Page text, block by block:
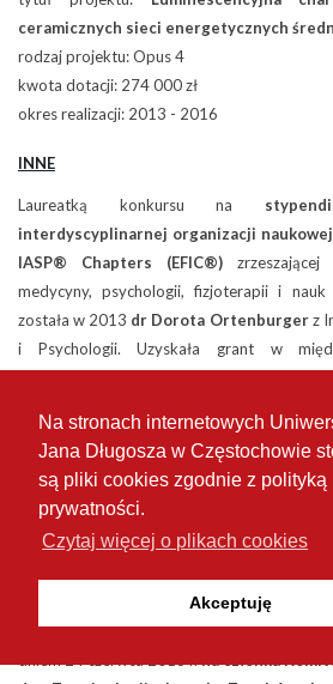
Na stronach internetowych
Jana Długosza w Częstochowie
są pliki cookies zgodnie z polityką
prywatności.
Czytaj więcej o plikach cookies
Akceptuję
ceramicznych sieci energetycznych
rodzaj projektu: Opus 4
kwota dotacji: 274 000 zł
okres realizacji: 2013 - 2016
INNE
Laureatką konkursu na
interdyscyplinarnej organizacji
IASP® Chapters (EFIC®)zrzeszającej
medycyny, psychologii, fizjoterapii i nauk
została w 2013 dr Dorota Ortenburgerz
i Psychologii. Uzyskała grant w
organizowanym w ramach europejskiego
Pain" (EAP) który zaowocował udziałem w
Schools w Klagenfurt (Austria).
Jest to drugi grant uzyskany w konkursie
Pierwszy dr Ortenburger otrzymała w
była prezentacja wyników pracy
in depression at chronic musculoskeletal
World Congress on Pain ( 2008, Glasgow,
Akademia im. Jana Długosza w
na członka